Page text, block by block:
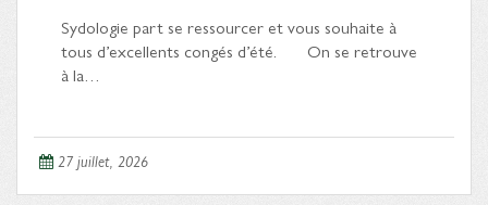
Sydologie part se ressourcer et vous souhaite à
tous d’excellents congés d’été. On se retrouve
à la…
27 juillet, 2026